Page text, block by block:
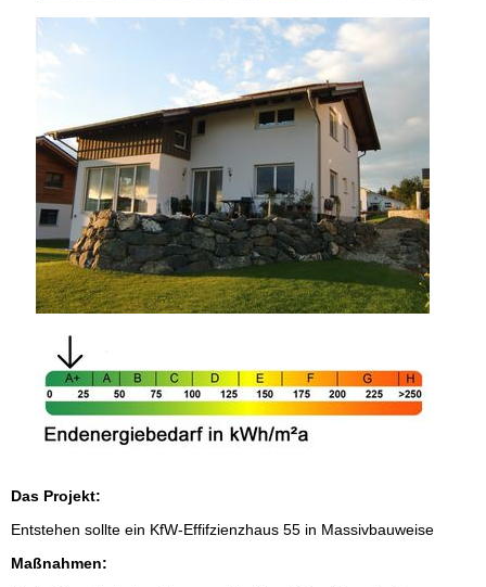
Das Projekt:
Entstehen sollte ein KfW-Effifzienzhaus 55 in Massivbauweise
Maßnahmen: